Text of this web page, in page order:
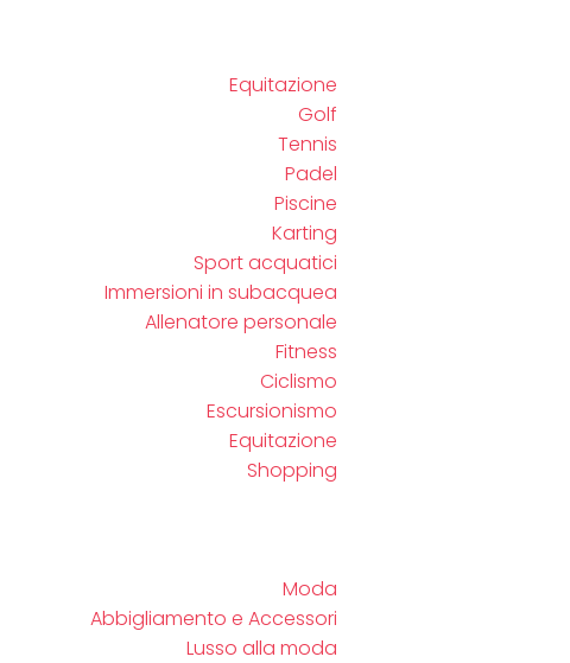
Equitazione
Golf
Tennis
Padel
Piscine
Karting
Sport acquatici
Immersioni in subacquea
Allenatore personale
Fitness
Ciclismo
Escursionismo
Equitazione
Shopping
Moda
Abbigliamento e Accessori
Lusso alla moda